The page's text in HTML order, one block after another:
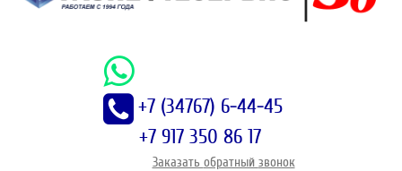
+7 (34767) 6-44-45
+7 917 350 86 17
Заказать обратный звонок